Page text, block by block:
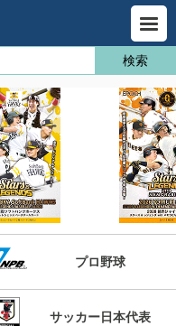
プロ野球
サッカー日本代表